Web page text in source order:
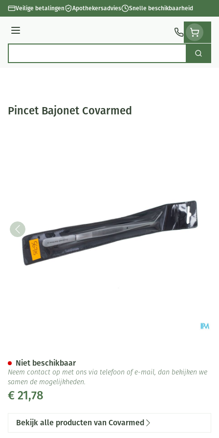
Ga naar de inhoud
Veilige betalingen Apothekersadvies Snelle beschikbaarheid
Menu
Zoek
Pincet Bajonet Covarmed
€ 21,78
Niet beschikbaar
Neem contact op met ons via telefoon of e-mail, dan bekijken we
samen de mogelijkheden.
Bekijk alle producten van Covarmed